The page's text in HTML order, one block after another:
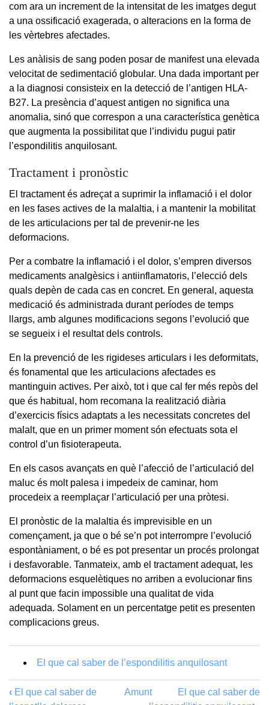
com ara un increment de la intensitat de les imatges degut
a una ossificació exagerada, o alteracions en la forma de
les vèrtebres afectades.
Les anàlisis de sang poden posar de manifest una elevada
velocitat de sedimentació globular. Una dada important per
a la diagnosi consisteix en la detecció de l’antigen HLA-
B27. La presència d’aquest antigen no significa una
anomalia, sinó que correspon a una característica genètica
que augmenta la possibilitat que l’individu pugui patir
l’espondilitis anquilosant.
Tractament i pronòstic
El tractament és adreçat a suprimir la inflamació i el dolor
en les fases actives de la malaltia, i a mantenir la mobilitat
de les articulacions per tal de prevenir-ne les
deformacions.
Per a combatre la inflamació i el dolor, s’empren diversos
medicaments analgèsics i antiinflamatoris, l’elecció dels
quals depèn de cada cas en concret. En general, aquesta
medicació és administrada durant períodes de temps
llargs, amb algunes modificacions segons l’evolució que
se segueix i el resultat dels controls.
En la prevenció de les rigideses articulars i les deformitats,
és fonamental que les articulacions afectades es
mantinguin actives. Per això, tot i que cal fer més repòs del
que és habitual, hom recomana la realització diària
d’exercicis físics adaptats a les necessitats concretes del
malalt, que en un primer moment són efectuats sota el
control d’un fisioterapeuta.
En els casos avançats en què l’afecció de l’articulació del
maluc és molt palesa i impedeix de caminar, hom
procedeix a reemplaçar l’articulació per una pròtesi.
El pronòstic de la malaltia és imprevisible en un
començament, ja que o bé se’n pot interrompre l’evolució
espontàniament, o bé es pot presentar un procés prolongat
i desfavorable. Tanmateix, amb el tractament adequat, les
deformacions esquelètiques no arriben a evolucionar fins
al punt que facin impossible una qualitat de vida
adequada. Solament en un percentatge petit es presenten
complicacions greus.
El que cal saber de l’espondilitis anquilosant
‹ El que cal saber de
Amunt
El que cal saber de